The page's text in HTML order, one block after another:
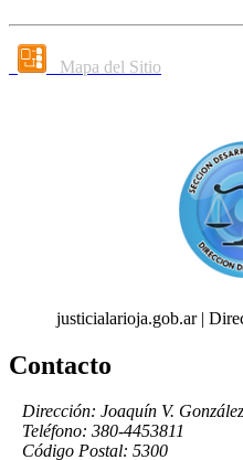
Mapa del Sitio
justicialarioja.gob.ar |
Contacto
Dirección: Joaquín V.
Teléfono: 380-4453811
Código Postal: 5300